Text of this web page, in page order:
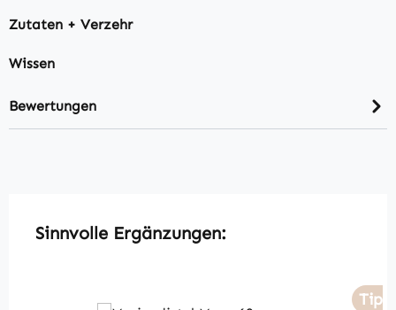
Zutaten + Verzehr
Wissen
Bewertungen
Produktgalerie überspringen
Sinnvolle Ergänzungen:
Tipp